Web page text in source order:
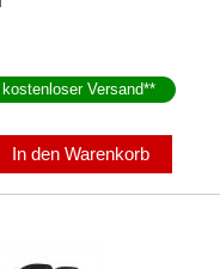
kostenloser Versand**
In den Warenkorb